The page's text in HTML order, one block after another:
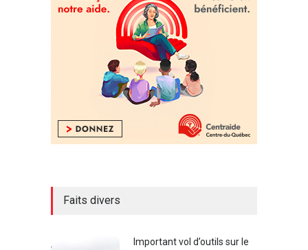
Faits divers
Important vol d’outils sur le